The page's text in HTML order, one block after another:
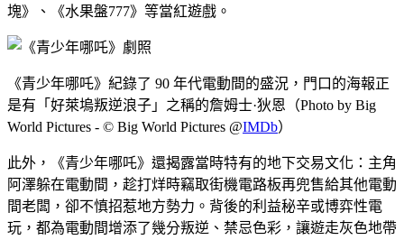
塊》、《水果盤777》等當紅遊戲。
《青少年哪吒》紀錄了 90 年代電動間的盛況，門口的海報正
是有「好萊塢叛逆浪子」之稱的詹姆士·狄恩（Photo by Big
World Pictures - © Big World Pictures @IMDb）
此外，《青少年哪吒》還揭露當時特有的地下交易文化：主角
阿澤躲在電動間，趁打烊時竊取街機電路板再兜售給其他電動
間老闆，卻不慎招惹地方勢力。背後的利益秘辛或博弈性電
玩，都為電動間增添了幾分叛逆、禁忌色彩，讓遊走灰色地帶